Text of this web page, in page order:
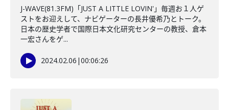
J-WAVE(81.3FM)「JUST A LITTLE LOVIN'」毎週お１人ゲ
ストをお迎えして、ナビゲーターの長井優希乃とトーク。
日本の歴史学者で国際日本文化研究センターの教授、倉本
一宏さんをゲ...
2024.02.06 |00:06:26